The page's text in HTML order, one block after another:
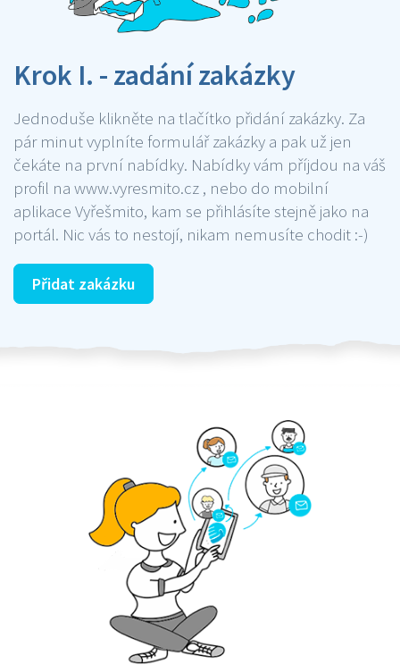
Krok I. - zadání zakázky
Jednoduše klikněte na tlačítko přidání zakázky. Za
pár minut vyplníte formulář zakázky a pak už jen
čekáte na první nabídky. Nabídky vám příjdou na váš
profil na www.vyresmito.cz , nebo do mobilní
aplikace Vyřešmito, kam se přihlásíte stejně jako na
portál. Nic vás to nestojí, nikam nemusíte chodit :-)
Přidat zakázku